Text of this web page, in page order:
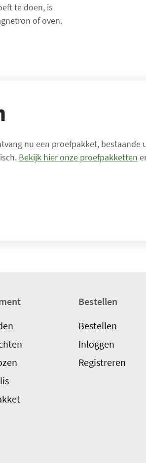
te doen, is
of oven.
nu een proefpakket,
Bekijk hier onze proefpakketten
Bestellen
Bestellen
Inloggen
Registreren